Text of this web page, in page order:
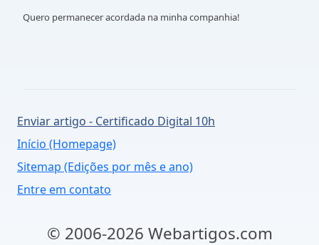
Quero permanecer acordada na minha companhia!
Enviar artigo - Certificado Digital 10h
Início (Homepage)
Sitemap (Edições por mês e ano)
Entre em contato
© 2006-2026 Webartigos.com